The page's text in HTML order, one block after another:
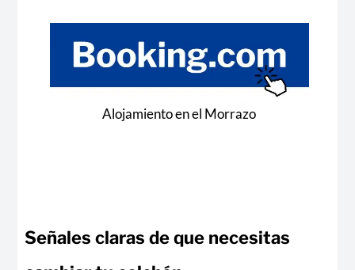
Alojamiento en el Morrazo
Señales claras de que necesitas